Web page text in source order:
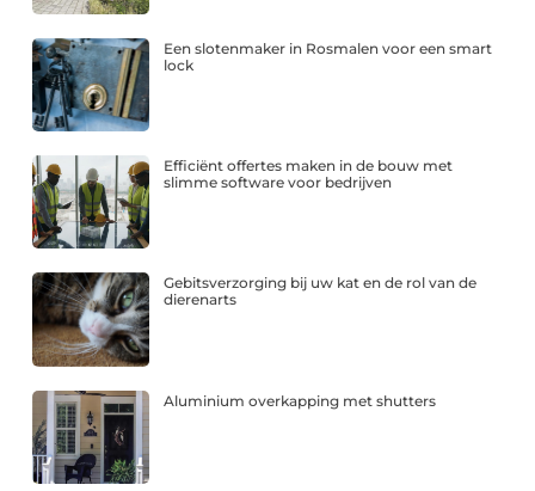
Een slotenmaker in Rosmalen voor een smart
lock
Efficiënt offertes maken in de bouw met
slimme software voor bedrijven
Gebitsverzorging bij uw kat en de rol van de
dierenarts
Aluminium overkapping met shutters